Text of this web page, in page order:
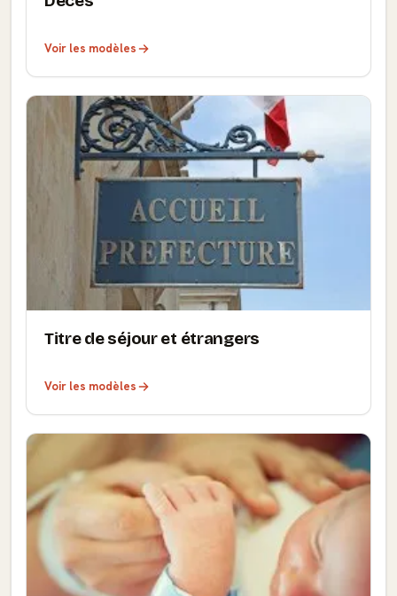
Voir les modèles
Titre de séjour et étrangers
Voir les modèles